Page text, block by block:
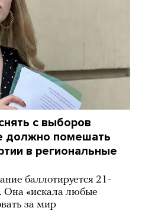
с выборов
должно помешать
в региональные
баллотируется 21-
Она «искала любые
за мир